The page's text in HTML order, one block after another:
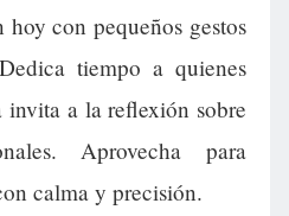
hoy con pequeños gestos
tiempo a quienes
invita a la reflexión sobre
Aprovecha para
calma y precisión.